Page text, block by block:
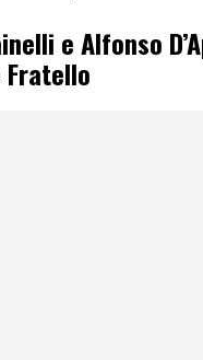
e Alfonso
Fratello